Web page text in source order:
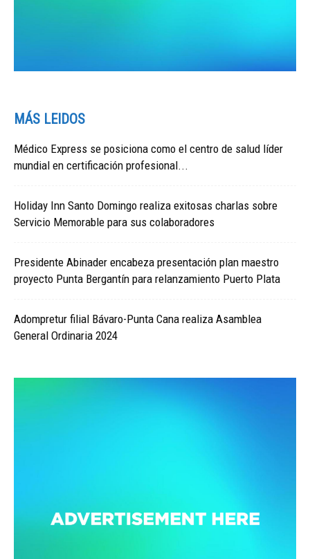
MÁS LEIDOS
Médico Express se posiciona como el centro de salud líder
mundial en certificación profesional...
Holiday Inn Santo Domingo realiza exitosas charlas sobre
Servicio Memorable para sus colaboradores
Presidente Abinader encabeza presentación plan maestro
proyecto Punta Bergantín para relanzamiento Puerto Plata
Adompretur filial Bávaro-Punta Cana realiza Asamblea
General Ordinaria 2024